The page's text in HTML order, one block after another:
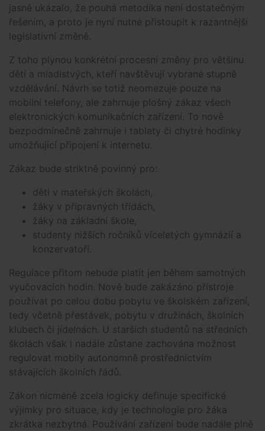
jasně ukázalo, že pouhá metodika není dostatečným
řešením, a proto je nyní nutné přistoupit k razantnější
legislativní změně.
Z toho plynou konkrétní procesní změny pro většinu
dětí a mladistvých, kteří navštěvují vybrané stupně
vzdělávání. Návrh se totiž neomezuje pouze na
mobilní telefony, ale zahrnuje plošný zákaz všech
elektronických komunikačních zařízení. To nově
bezpodmínečně zahrnuje i tablety či chytré hodinky
umožňující připojení k internetu.
Zákaz bude striktně povinný pro:
děti v mateřských školách,
žáky v přípravných třídách,
žáky na základní škole,
studenty nižších ročníků víceletých gymnázií a
konzervatoří.
Regulace přitom nebude platit jen během samotných
vyučovacích hodin. Nově bude zakázáno přístroje
používat po celou dobu pobytu ve školském zařízení,
tedy včetně přestávek, pobytu v družinách, školních
klubech či jídelnách. U starších studentů na středních
školách však i nadále zůstane zachována možnost
regulovat mobily autonomně prostřednictvím
stávajících školních řádů.
Zákon nicméně zcela logicky definuje specifické
výjimky pro situace, kdy je technologie pro žáka
zkrátka nezbytná. Používání zařízení bude nadále plně